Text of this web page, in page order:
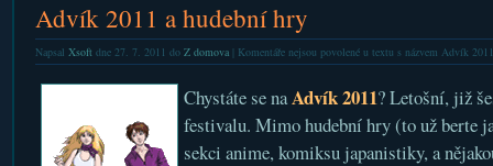
Advík 2011 a hudební hry
Napsal Xsoftdne 27. 7. 2011 do Z domova| Komentáře nejsou povolenéu textu s názvem Advík
Chystáte se naAdvík 2011? Letošní, již
festivalu. Mimo hudební hry (to už berte
sekci anime, komiksu japanistiky, a